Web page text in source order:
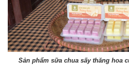
Sản phẩm sữa chua sấy thăng hoa